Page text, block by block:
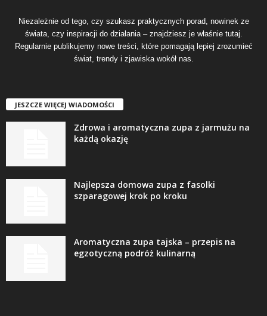
Niezależnie od tego, czy szukasz praktycznych porad, nowinek ze
świata, czy inspiracji do działania – znajdziesz je właśnie tutaj.
Regularnie publikujemy nowe treści, które pomagają lepiej zrozumieć
świat, trendy i zjawiska wokół nas.
JESZCZE WIĘCEJ WIADOMOŚCI
Zdrowa i aromatyczna zupa z jarmużu na
każdą okazję
Najlepsza domowa zupa z fasolki
szparagowej krok po kroku
Aromatyczna zupa tajska – przepis na
egzotyczną podróż kulinarną